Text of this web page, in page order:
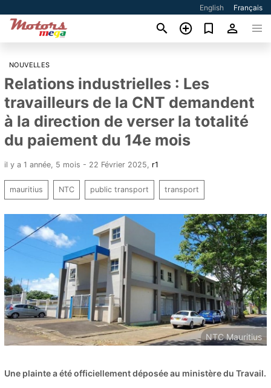
English Français
NOUVELLES
Relations industrielles : Les
travailleurs de la CNT demandent
à la direction de verser la totalité
du paiement du 14e mois
il y a 1 année, 5 mois - 22 Février 2025 r1
mauritius NTC public transport transport
NTC Mauritius
Une plainte a été officiellement déposée au ministère du Travail.